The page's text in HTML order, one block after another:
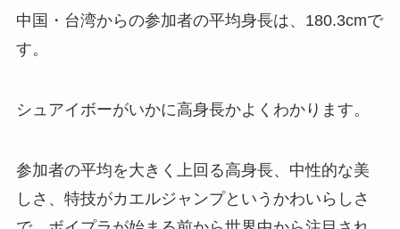
中国・台湾からの参加者の平均身長は、180.3cmで
す。
シュアイボーがいかに高身長かよくわかります。
参加者の平均を大きく上回る高身長、中性的な美
しさ、特技がカエルジャンプというかわいらしさ